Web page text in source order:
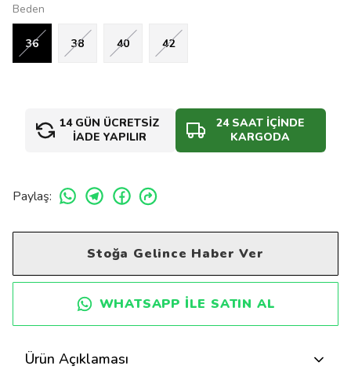
Beden
36 38 40 42
14 GÜN ÜCRETSİZ
İADE YAPILIR
24 SAAT İÇİNDE
KARGODA
Paylaş:
Stoğa Gelince Haber Ver
WHATSAPP ILE SATIN AL
Ürün Açıklaması